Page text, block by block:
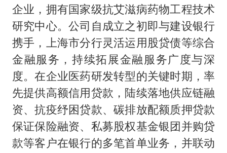
企业，拥有国家级抗艾滋病药物工程技术
研究中心。公司自成立之初即与建设银行
携手，上海市分行灵活运用股贷债等综合
金融服务，持续拓展金融服务广度与深
度。在企业医药研发转型的关键时期，率
先提供高额信用贷款，陆续落地供应链融
资、抗疫纾困贷款、碳排放配额质押贷款
保证保险融资、私募股权基金银团并购贷
款等客户在银行的多笔首单业务，并联动